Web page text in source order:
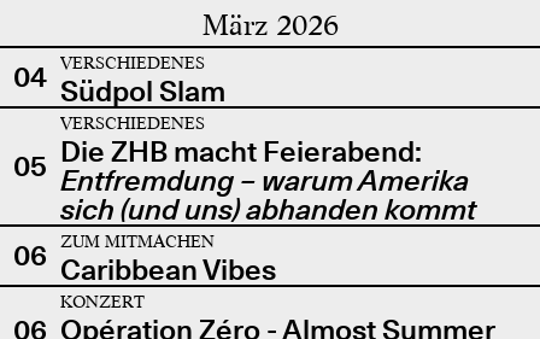
März 2026
04 VERSCHIEDENES
Südpol Slam
05
VERSCHIEDENES
Die ZHB macht Feierabend:
Entfremdung – warum Amerika
sich (und uns) abhanden kommt
06
ZUM MITMACHEN
Caribbean Vibes
06
KONZERT
Opération Zéro - Almost Summer